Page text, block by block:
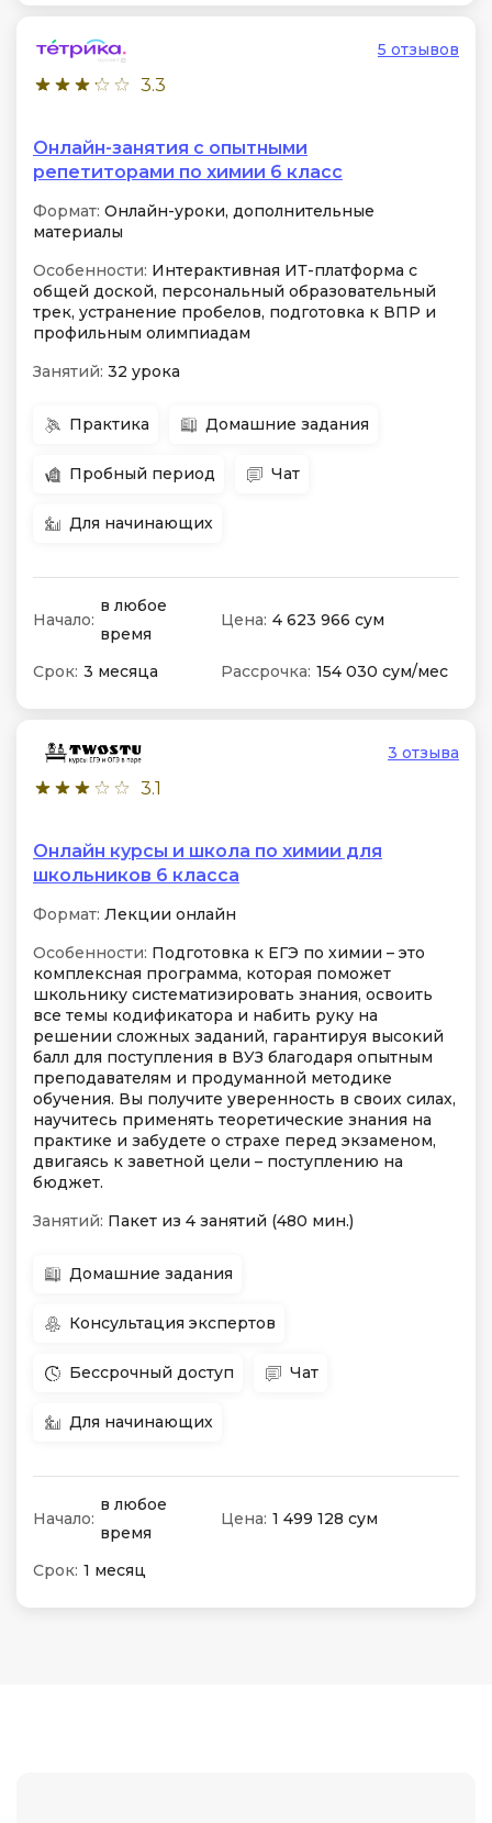
3.3
5 отзывов
Онлайн-занятия с опытными
репетиторами по химии 6 класс
Формат: Онлайн-уроки, дополнительные
материалы
Особенности: Интерактивная ИТ-платформа с
общей доской, персональный образовательный
трек, устранение пробелов, подготовка к ВПР и
профильным олимпиадам
Занятий: 32 урока
Практика Домашние задания
Пробный период Чат
Для начинающих
Начало:
в любое
время
Цена: 4 623 966 сум
Срок: 3 месяца Рассрочка: 154 030 сум/мес
3.1
3 отзыва
Онлайн курсы и школа по химии для
школьников 6 класса
Формат: Лекции онлайн
Особенности: Подготовка к ЕГЭ по химии – это
комплексная программа, которая поможет
школьнику систематизировать знания, освоить
все темы кодификатора и набить руку на
решении сложных заданий, гарантируя высокий
балл для поступления в ВУЗ благодаря опытным
преподавателям и продуманной методике
обучения. Вы получите уверенность в своих силах,
научитесь применять теоретические знания на
практике и забудете о страхе перед экзаменом,
двигаясь к заветной цели – поступлению на
бюджет.
Занятий: Пакет из 4 занятий (480 мин.)
Домашние задания
Консультация экспертов
Бессрочный доступ Чат
Для начинающих
Начало:
в любое
время
Цена: 1 499 128 сум
Срок: 1 месяц